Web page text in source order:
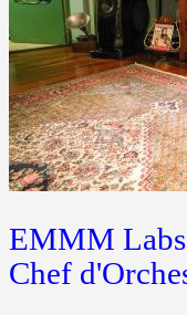
EMMM
Chef